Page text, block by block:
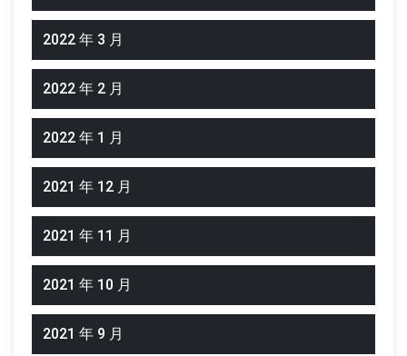
2022 年 3 月
2022 年 2 月
2022 年 1 月
2021 年 12 月
2021 年 11 月
2021 年 10 月
2021 年 9 月